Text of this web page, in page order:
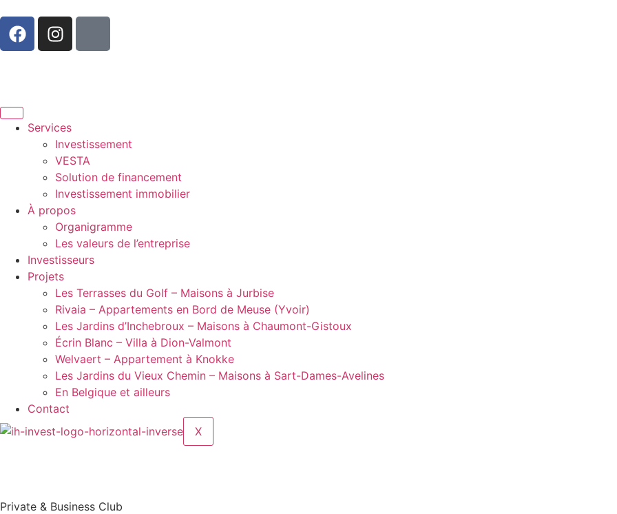
Services
Investissement
VESTA
Solution de financement
Investissement immobilier
À propos
Organigramme
Les valeurs de l’entreprise
Investisseurs
Projets
Les Terrasses du Golf – Maisons à Jurbise
Rivaia – Appartements en Bord de Meuse (Yvoir)
Les Jardins d’Inchebroux – Maisons à Chaumont-Gistoux
Écrin Blanc – Villa à Dion-Valmont
Welvaert – Appartement à Knokke
Les Jardins du Vieux Chemin – Maisons à Sart-Dames-Avelines
En Belgique et ailleurs
Contact
X
Private & Business Club